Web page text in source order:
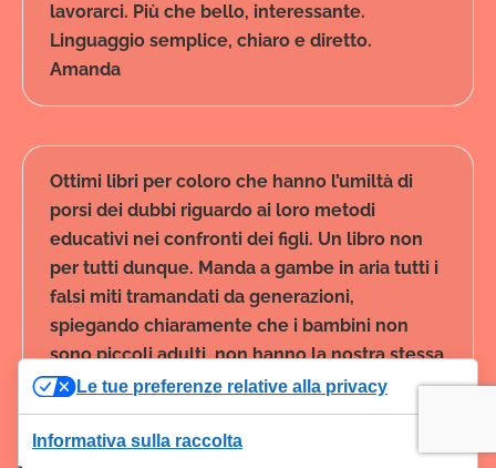
lavorarci. Più che bello, interessante.
Linguaggio semplice, chiaro e diretto.
Amanda
Ottimi libri per coloro che hanno l’umiltà di
porsi dei dubbi riguardo ai loro metodi
educativi nei confronti dei figli. Un libro non
per tutti dunque. Manda a gambe in aria tutti i
falsi miti tramandati da generazioni,
spiegando chiaramente che i bambini non
sono piccoli adulti, non hanno la nostra stessa
capacità di ragionamento, ne tanto meno la
nostra visione del mondo che ci circonda (per
fortuna!). Nozioni semplici che spesso però i
Le tue preferenze relative alla privacy
Informativa sulla raccolta